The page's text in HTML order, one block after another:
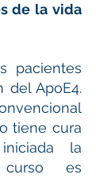
de la vida
pacientes
del ApoE4.
tiene cura
la
curso es